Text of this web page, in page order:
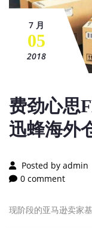
7 月
05
2018
费劲心思
迅蜂海外
Posted by admin
0 comment
现阶段的亚马逊卖家